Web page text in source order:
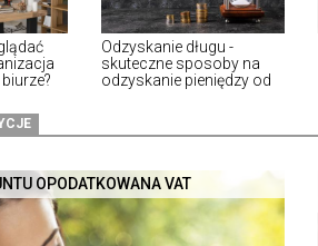
Odzyskanie długu -
skuteczne sposoby na
odzyskanie pieniędzy od
OPODATKOWANA VAT